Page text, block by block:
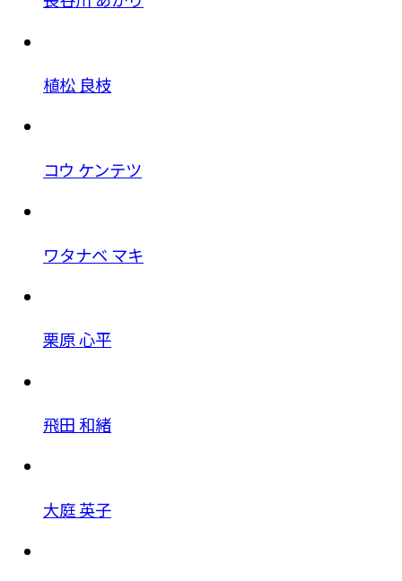
植松 良枝
コウ ケンテツ
ワタナベ マキ
栗原 心平
飛田 和緒
大庭 英子